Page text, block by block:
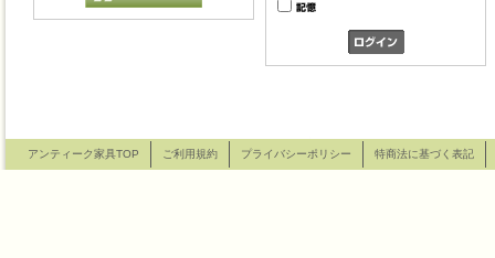
アンティーク家具TOP ご利用規約 プライバシーポリシー 特商法に基づく表記